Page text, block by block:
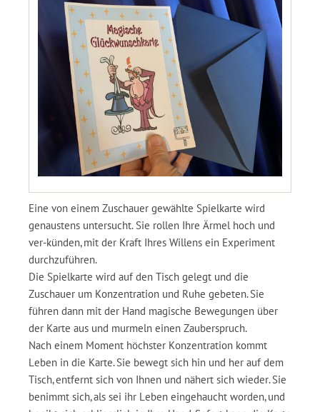
Eine von einem Zuschauer gewählte Spielkarte wird
genaustens untersucht. Sie rollen Ihre Ärmel hoch und
ver-künden, mit der Kraft Ihres Willens ein Experiment
durchzuführen.
Die Spielkarte wird auf den Tisch gelegt und die
Zuschauer um Konzentration und Ruhe gebeten. Sie
führen dann mit der Hand magische Bewegungen über
der Karte aus und murmeln einen Zauberspruch.
Nach einem Moment höchster Konzentration kommt
Leben in die Karte. Sie bewegt sich hin und her auf dem
Tisch, entfernt sich von Ihnen und nähert sich wieder. Sie
benimmt sich, als sei ihr Leben eingehaucht worden, und